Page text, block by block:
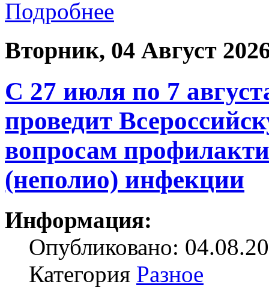
Подробнее
Вторник, 04 Август
С 27 июля по 7
проведит
вопросам
(неполио) инфекции
Информация:
Опубликовано:
Категория Разное